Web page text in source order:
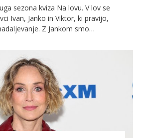
sezona kviza Na lovu. V lov se
Ivan, Janko in Viktor, ki pravijo,
Z Jankom smo